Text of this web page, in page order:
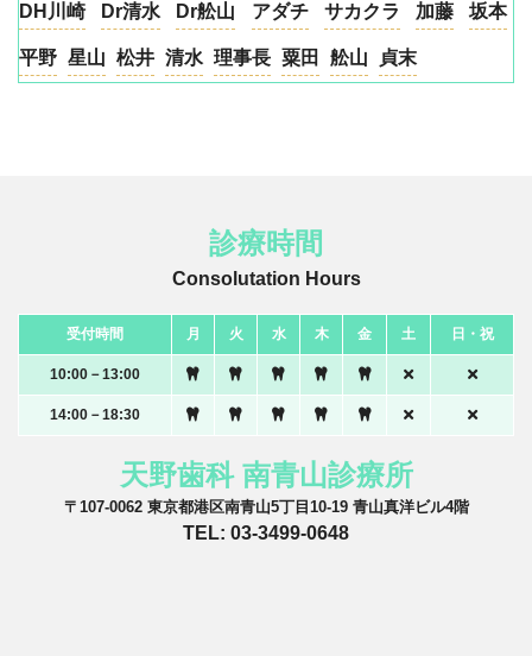
DH川崎 Dr清水 Dr舩山 アダチ サカクラ 加藤 坂本
平野 星山 松井 清水 理事長 粟田 舩山 貞末
診療時間
Consolutation Hours
受付時間 月 火 水 木 金 土 日・祝
10:00－13:00
14:00－18:30
天野歯科 南青山診療所
〒107-0062 東京都港区南青山5丁目10-19 青山真洋ビル4階
TEL: 03-3499-0648